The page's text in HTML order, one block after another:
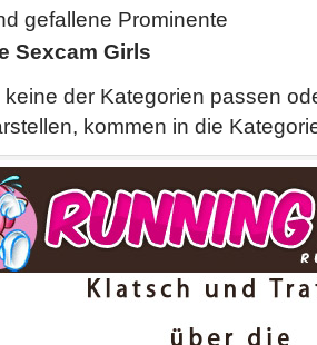
gefallene Prominente
Sexcam Girls
keine der Kategorien passen
kommen in die